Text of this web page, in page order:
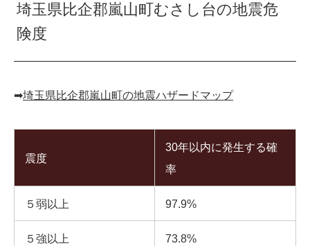
埼玉県比企郡嵐山町むさし台の地震危
険度
➡︎埼玉県比企郡嵐山町の地震ハザードマップ
震度
30年以内に発生する確
率
５弱以上 97.9%
５強以上 73.8%